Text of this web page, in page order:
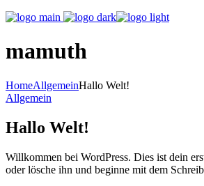
mamuth
HomeAllgemeinHallo Welt!
Allgemein
Hallo Welt!
Willkommen bei WordPress. Dies ist dein
oder lösche ihn und beginne mit dem